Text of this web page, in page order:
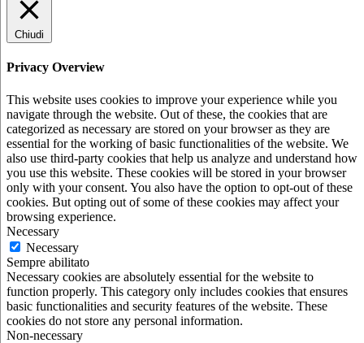
Chiudi
Privacy Overview
This website uses cookies to improve your experience while you
navigate through the website. Out of these, the cookies that are
categorized as necessary are stored on your browser as they are
essential for the working of basic functionalities of the website. We
also use third-party cookies that help us analyze and understand how
you use this website. These cookies will be stored in your browser
only with your consent. You also have the option to opt-out of these
cookies. But opting out of some of these cookies may affect your
browsing experience.
Necessary
Necessary
Sempre abilitato
Necessary cookies are absolutely essential for the website to
function properly. This category only includes cookies that ensures
basic functionalities and security features of the website. These
cookies do not store any personal information.
Non-necessary